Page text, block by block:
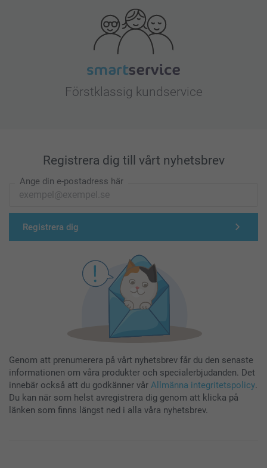
Förstklassig kundservice
Registrera dig till vårt nyhetsbrev
Ange din e-postadress här
Registrera dig
Genom att prenumerera på vårt nyhetsbrev får du den senaste
informationen om våra produkter och specialerbjudanden. Det
innebär också att du godkänner vår Allmänna integritetspolicy.
Du kan när som helst avregistrera dig genom att klicka på
länken som finns längst ned i alla våra nyhetsbrev.